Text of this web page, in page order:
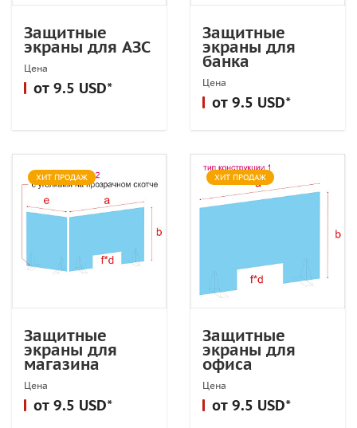
Защитные
экраны для АЗС
Цена
от 9.5 USD*
Защитные
экраны для
банка
Цена
от 9.5 USD*
ХИТ ПРОДАЖ
Защитные
экраны для
магазина
Цена
от 9.5 USD*
ХИТ ПРОДАЖ
Защитные
экраны для
офиса
Цена
от 9.5 USD*